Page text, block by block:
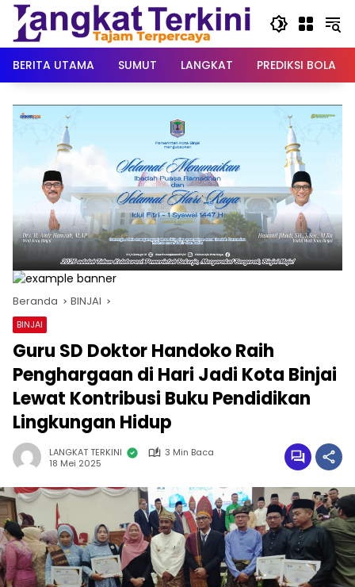
Langsung
konten
BERITA UTAMA
SUMUT LANGKAT PREDIKSI BOLA
Beranda BINJAI
BINJAI
Guru SD Doktor Handoko Raih
Penghargaan di Hari Jadi Kota Binjai
Lewat Kontribusi Buku Pendidikan
Lingkungan Hidup
LANGKAT TERKINI
3 Min Baca
18 Mei 2025